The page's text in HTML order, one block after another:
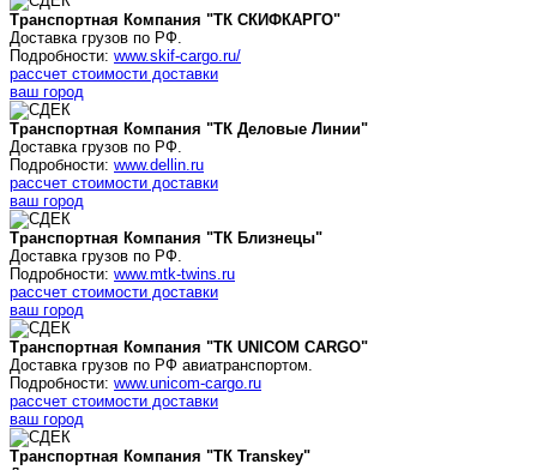
Транспортная Компания "ТК СКИФКАРГО"
Доставка грузов по РФ.
Подробности: www.skif-cargo.ru/
рассчет стоимости доставки
ваш город
Транспортная Компания "ТК Деловые Линии"
Доставка грузов по РФ.
Подробности: www.dellin.ru
рассчет стоимости доставки
ваш город
Транспортная Компания "ТК Близнецы"
Доставка грузов по РФ.
Подробности: www.mtk-twins.ru
рассчет стоимости доставки
ваш город
Транспортная Компания "ТК UNICOM CARGO"
Доставка грузов по РФ авиатранспортом.
Подробности: www.unicom-cargo.ru
рассчет стоимости доставки
ваш город
Транспортная Компания "ТК Transkey"